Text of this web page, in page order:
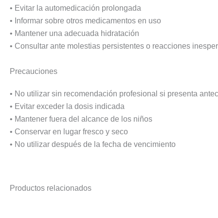
• Evitar la automedicación prolongada
• Informar sobre otros medicamentos en uso
• Mantener una adecuada hidratación
• Consultar ante molestias persistentes o reacciones
Precauciones
• No utilizar sin recomendación profesional si presenta
• Evitar exceder la dosis indicada
• Mantener fuera del alcance de los niños
• Conservar en lugar fresco y seco
• No utilizar después de la fecha de vencimiento
Productos relacionados